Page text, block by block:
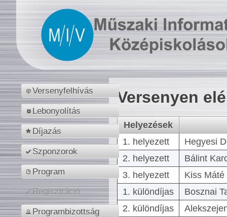
Versenyfelhívás
Lebonyolítás
Díjazás
Szponzorok
Program
Regisztráció
Programbizottság
Versenyen
Helyezések
1. helyezett
Hegyesi
2. helyezett
Bálint
3. helyezett
Kiss
1. különdíjas
Bosznai
2. különdíjas